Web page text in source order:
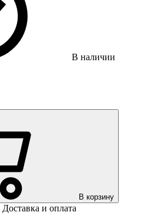
В наличии
В корзину
Доставка и оплата